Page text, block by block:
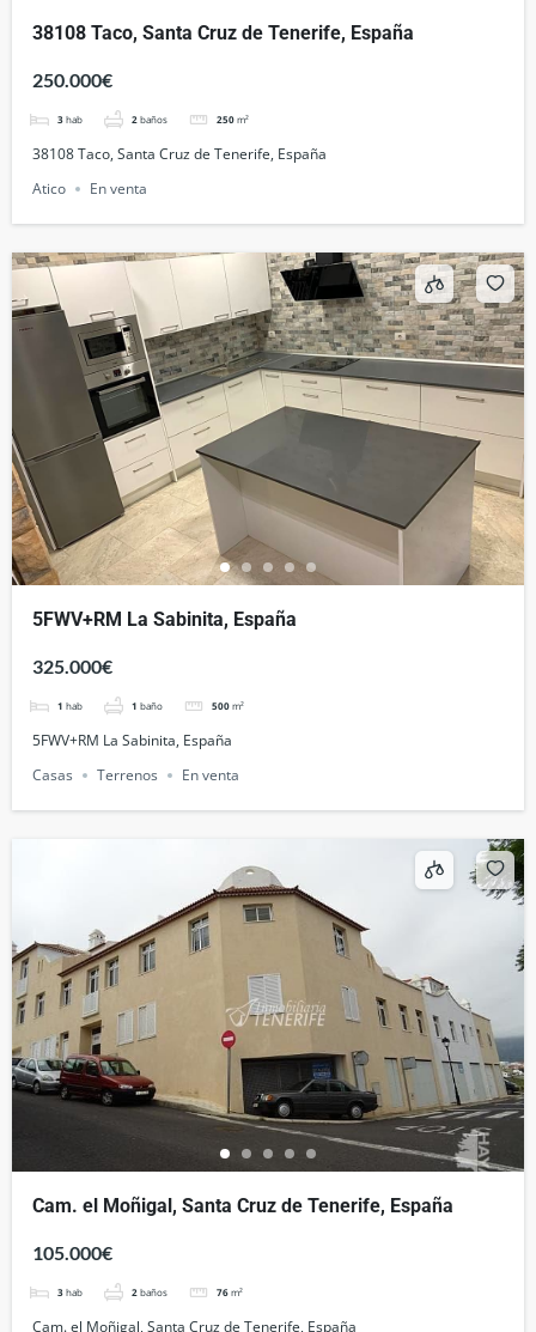
38108 Taco, Santa Cruz de Tenerife, España
250.000€
3 hab 2 baños 250 m²
38108 Taco, Santa Cruz de Tenerife, España
Atico
En venta
5FWV+RM La Sabinita, España
325.000€
1 hab 1 baño 500 m²
5FWV+RM La Sabinita, España
Casas
Terrenos En venta
Cam. el Moñigal, Santa Cruz de Tenerife, España
105.000€
3 hab 2 baños 76 m²
Cam. el Moñigal, Santa Cruz de Tenerife, España